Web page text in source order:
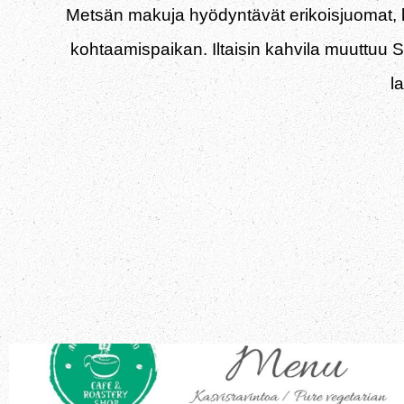
Metsän makuja hyödyntävät
kohtaamispaikan. Iltaisin kahvila muuttuu